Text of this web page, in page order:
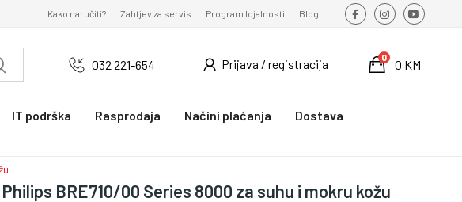
Kako naručiti? Zahtjev za servis Program lojalnosti Blog
032 221-654 Prijava / registracija 0 KM
0
IT podrška Rasprodaja Načini plaćanja
Dostava
BRE710/00 Series 8000 za suhu i mokru kožu